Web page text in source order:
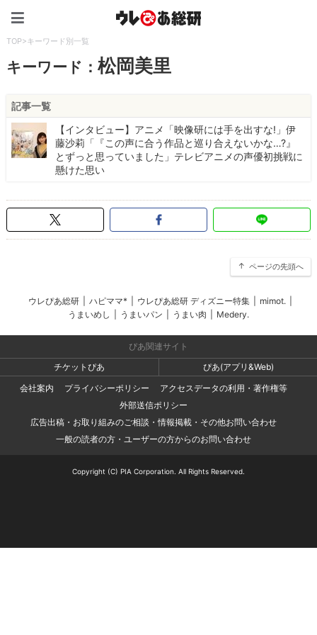
TOP>キーワード別一覧
キーワード：松岡美里
記事一覧
【インタビュー】アニメ「映像研には手を出すな!」伊
藤沙莉「『この声に合う作品と巡り合えないかな…?』
とずっと思っていました」テレビアニメの声優初挑戦に
懸けた思い
ページの先頭へ
ウレぴあ総研 ハピママ* ウレぴあ総研 ディズニー特集 mimot.
うまいめし
うまいパン うまい肉 Medery.
ぴあ関連サイト
チケットぴあ
ぴあ(アプリ&Web)
会社案内
プライバシーポリシー
アクセスデータの利用・著作権等
外部送信ポリシー
広告出稿・お取り組みのご相談・情報掲載・その他お問い合わせ
一般の読者の方・ユーザーの方からのお問い合わせ
Copyright (C) PIA Corporation. All Rights Reserved.